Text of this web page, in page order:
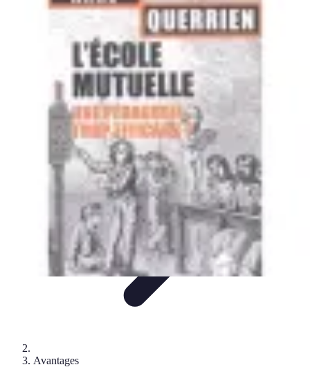
Comparateur MutuellePro
comparateur mutuelle pro
impact des mutuelles pro
Comparateur MutuellePro
Avantages